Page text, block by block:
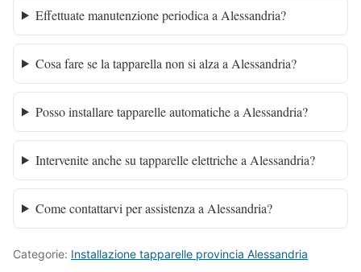
Effettuate manutenzione periodica a Alessandria?
Cosa fare se la tapparella non si alza a Alessandria?
Posso installare tapparelle automatiche a Alessandria?
Intervenite anche su tapparelle elettriche a Alessandria?
Come contattarvi per assistenza a Alessandria?
Categorie: Installazione tapparelle provincia Alessandria